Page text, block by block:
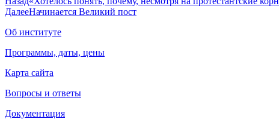
ДалееНачинается Великий пост
Об институте
Программы, даты, цены
Карта сайта
Вопросы и ответы
Документация